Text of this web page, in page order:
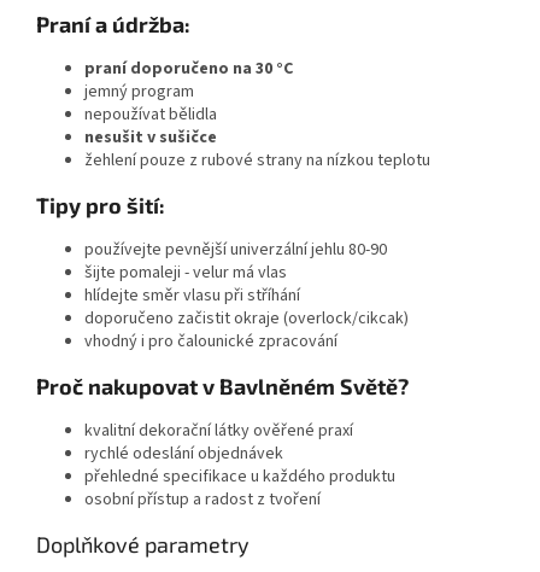
Praní a údržba:
praní doporučeno na 30 °C
jemný program
nepoužívat bělidla
nesušit v sušičce
žehlení pouze z rubové strany na nízkou teplotu
Tipy pro šití:
používejte pevnější univerzální jehlu 80-90
šijte pomaleji - velur má vlas
hlídejte směr vlasu při stříhání
doporučeno začistit okraje (overlock/cikcak)
vhodný i pro čalounické zpracování
Proč nakupovat v Bavlněném Světě?
kvalitní dekorační látky ověřené praxí
rychlé odeslání objednávek
přehledné specifikace u každého produktu
osobní přístup a radost z tvoření
Doplňkové parametry